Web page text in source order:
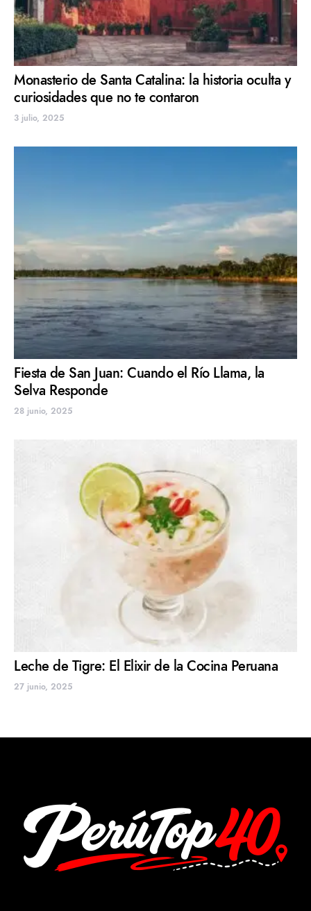
Monasterio de Santa Catalina: la historia oculta y
curiosidades que no te contaron
3 julio, 2025
Fiesta de San Juan: Cuando el Río Llama, la
Selva Responde
28 junio, 2025
Leche de Tigre: El Elixir de la Cocina Peruana
27 junio, 2025